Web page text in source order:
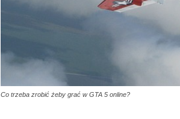
Co trzeba zrobić żeby grać w GTA 5 online?